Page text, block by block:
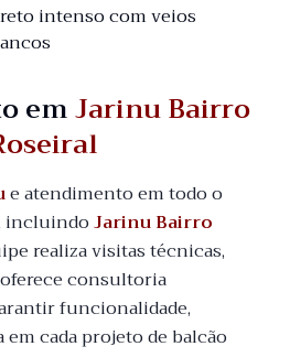
intenso com veios
emJarinu Bairro
e atendimento em todo o
incluindoJarinu Bairro
realiza visitas técnicas,
consultoria
funcionalidade,
cada projeto de balcão